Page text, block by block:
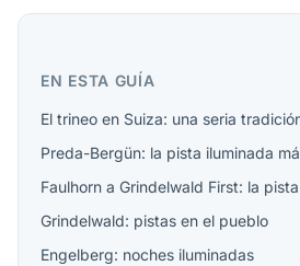
EN ESTA GUÍA
El trineo en Suiza: una seria
Preda-Bergün: la pista iluminada
Faulhorn a Grindelwald First: la
Grindelwald: pistas en el pueblo
Engelberg: noches iluminadas